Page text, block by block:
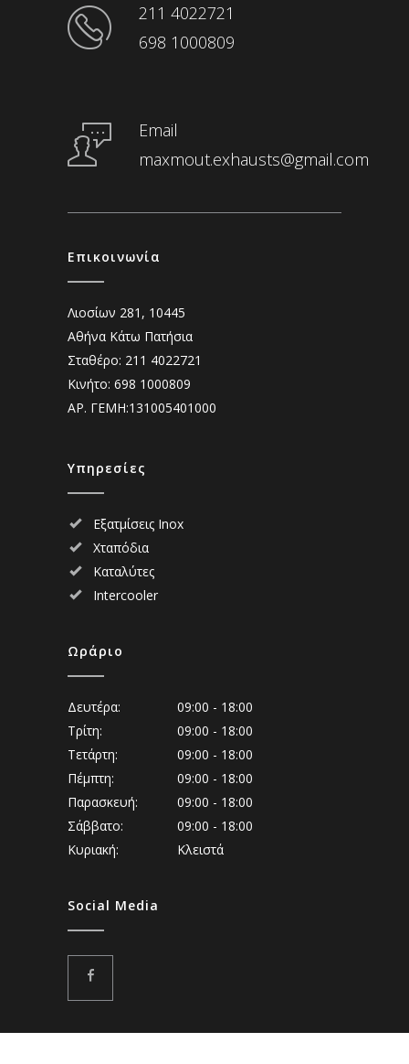
211 4022721
698 1000809
Email
maxmout.exhausts@gmail.com
Επικοινωνία
Λιοσίων 281, 10445
Αθήνα Κάτω Πατήσια
Σταθέρο: 211 4022721
Κινήτο: 698 1000809
ΑΡ. ΓΕΜΗ:131005401000
Υπηρεσίες
Εξατμίσεις Inox
Χταπόδια
Καταλύτες
Intercooler
Ωράριο
Δευτέρα:
09:00 - 18:00
Τρίτη:
09:00 - 18:00
Τετάρτη:
09:00 - 18:00
Πέμπτη:
09:00 - 18:00
Παρασκευή:
09:00 - 18:00
Σάββατο:
09:00 - 18:00
Κυριακή:
Κλειστά
Social Media